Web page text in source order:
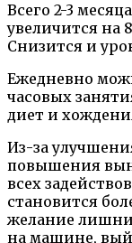
Всего 2-3
увеличится на
Снизится и
Ежедневно
часовых
диет и
Из-за
повышения
всех
становится
желание
на машине,